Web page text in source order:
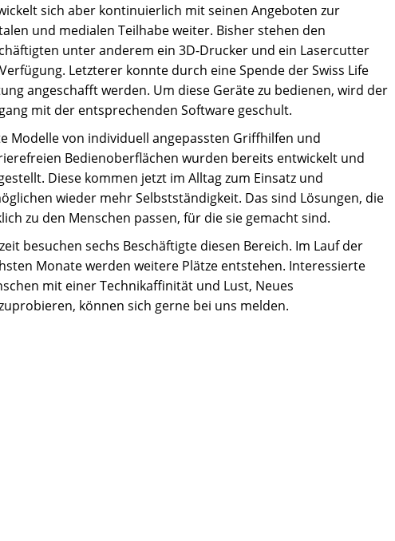
sich aber kontinuierlich mit seinen Angeboten zur
und medialen Teilhabe weiter. Bisher stehen den
unter anderem ein 3D-Drucker und ein Lasercutter
Letzterer konnte durch eine Spende der Swiss Life
angeschafft werden. Um diese Geräte zu bedienen, wird der
mit der entsprechenden Software geschult.
Modelle von individuell angepassten Griffhilfen und
Bedienoberflächen wurden bereits entwickelt und
Diese kommen jetzt im Alltag zum Einsatz und
wieder mehr Selbstständigkeit. Das sind Lösungen, die
zu den Menschen passen, für die sie gemacht sind.
besuchen sechs Beschäftigte diesen Bereich. Im Lauf der
Monate werden weitere Plätze entstehen. Interessierte
mit einer Technikaffinität und Lust, Neues
können sich gerne bei uns melden.